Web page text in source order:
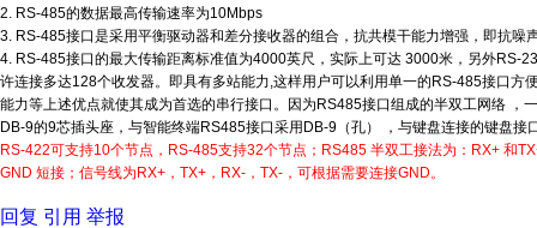
2. RS-485的数据最高传输速率为10Mbps
3. RS-485接口是采用平衡驱动器和差分接收器的组合，抗共模干能力增强，即抗噪
4. RS-485接口的最大传输距离标准值为4000英尺，实际上可达 3000米，另外RS-
许连接多达128个收发器。即具有多站能力,这样用户可以利用单一的 RS-485接口方
能力等上述优点就使其成为首选的串行接口。因为 RS485接口组成的半双工网络 ，
DB-9的9芯插头座，与智能终端RS485接口采用 DB-9 （孔）
，与键盘连接的键盘接
RS-422可支持10个节点， RS-485支持32个节点； RS485 半双工接法为： RX+ 和
GND 短接；信号线为 RX+ ， TX+ ， RX- ， TX- ，可根据需要连接GND。
回复 引用 举报